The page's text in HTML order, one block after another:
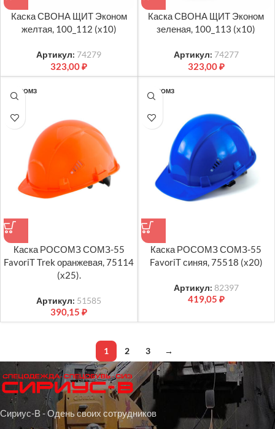
Каска СВОНА ЩИТ Эконом
желтая, 100_112 (х10)
Артикул: 74279
323,00₽
Каска СВОНА ЩИТ Эконом
зеленая, 100_113 (х10)
Артикул: 74277
323,00₽
РОСОМЗ
Каска РОСОМЗ СОМЗ-55
FavoriT Trek оранжевая, 75114
(х25).
Артикул: 51585
390,15₽
РОСОМЗ
Каска РОСОМЗ СОМЗ-55
FavoriT синяя, 75518 (х20)
Артикул: 82397
419,05 ₽
1 2 3 →
Сириус-В - Одень своих сотрудников